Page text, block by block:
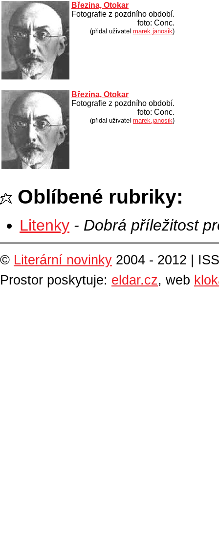
Březina, Otokar
Fotografie z pozdního období.
foto: Conc.
(přidal uživatel marek.janosik)
Březina, Otokar
Fotografie z pozdního období.
foto: Conc.
(přidal uživatel marek.janosik)
Oblíbené rubriky:
Litenky - Dobrá příležitost
© Literární novinky 2004 - 2012 |
Prostor poskytuje: eldar.cz, web